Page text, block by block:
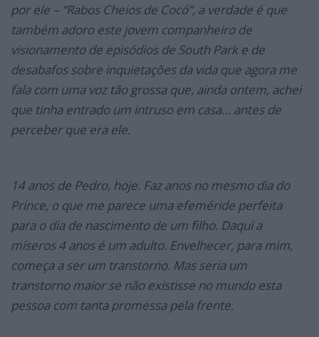
por ele – “Rabos Cheios de Cocó”, a verdade é que
também adoro este jovem companheiro de
visionamento de episódios de South Park e de
desabafos sobre inquietações da vida que agora me
fala com uma voz tão grossa que, ainda ontem, achei
que tinha entrado um intruso em casa… antes de
perceber que era ele.
14 anos de Pedro, hoje. Faz anos no mesmo dia do
Prince, o que me parece uma efeméride perfeita
para o dia de nascimento de um filho. Daqui a
míseros 4 anos é um adulto. Envelhecer, para mim,
começa a ser um transtorno. Mas seria um
transtorno maior se não existisse no mundo esta
pessoa com tanta promessa pela frente.